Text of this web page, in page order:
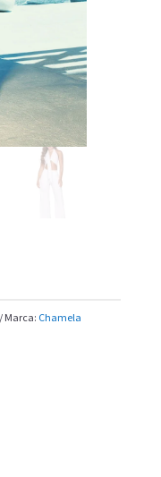
Marca: Chamela